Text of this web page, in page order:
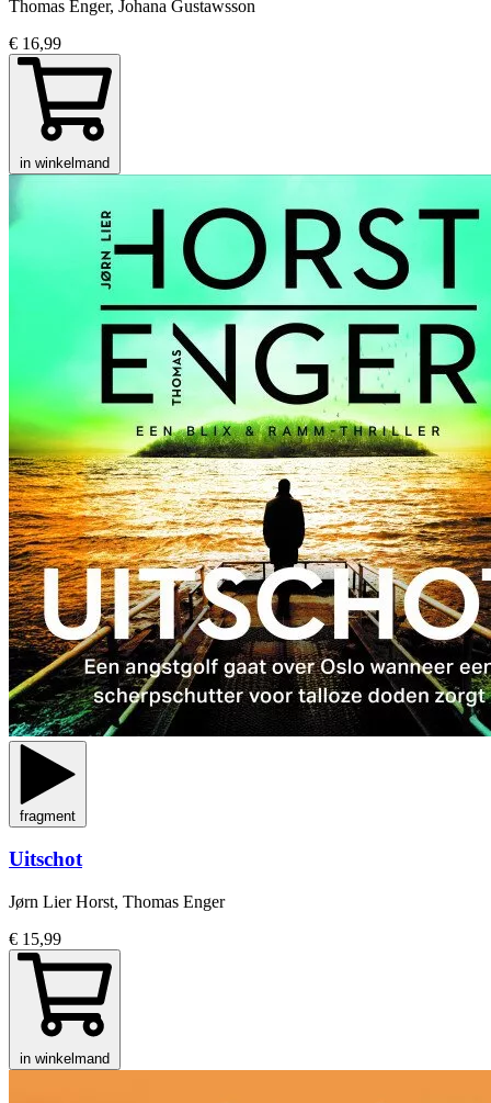
Thomas Enger, Johana Gustawsson
€ 16,99
in winkelmand
fragment
Uitschot
Jørn Lier Horst, Thomas Enger
€ 15,99
in winkelmand